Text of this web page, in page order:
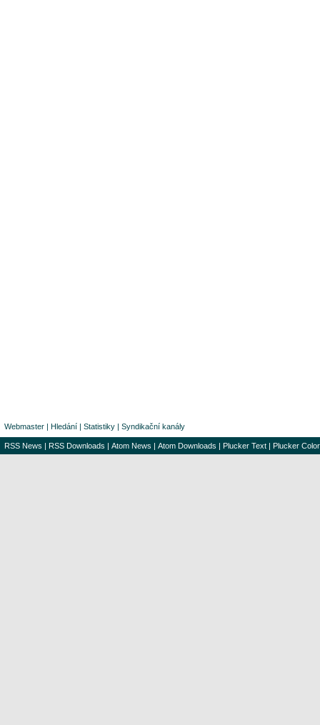
Webmaster | Hledání | Statistiky | Syndikační kanály
RSS News | RSS Downloads | Atom News | Atom Downloads | Plucker Text | Plucker Color